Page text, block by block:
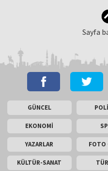
Sayfa
GÜNCEL
EKONOMİ
YAZARLAR FOTO
KÜLTÜR-SANAT